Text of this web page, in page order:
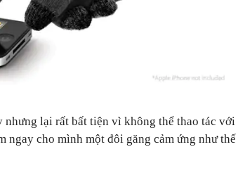
nhưng lại rất bất tiện vì không thể thao tác với
ngay cho mình một đôi găng cảm ứng như thế